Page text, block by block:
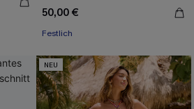
50,00 €
Festlich
NEU